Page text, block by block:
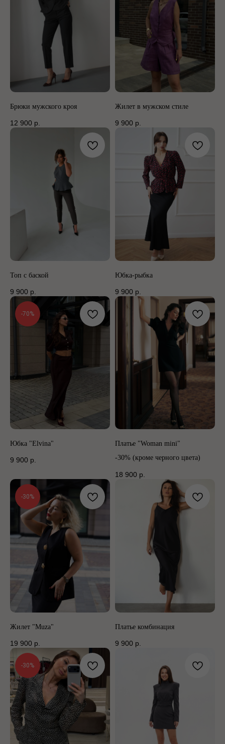
Брюки мужского кроя
12 900 р.
Жилет в мужском стиле
9 900 р.
Топ с баской
9 900 р.
Юбка-рыбка
9 900 р.
-70%
Юбка "Elvina"
9 900 р.
Платье "Woman mini"
-30% (кроме черного цвета)
18 900 р.
-30%
Жилет "Muza"
19 900 р.
Платье комбинация
9 900 р.
-30%